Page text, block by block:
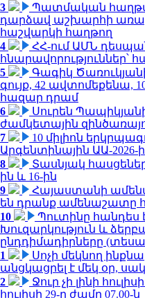
3
Պատմական
դարձավ աշխարհի
հաշվարկի հաղթող
4
ՀՀ-ում ԱՄՆ
հնարավորություններ՝
5
Գագիկ
գույք, 42 ավտոմեքենա,
հազար դրամ
6
Սուրեն
ժամկետային
7
10 միլիոն
Արգենտինային ԱԱ-2026-
8
Տասնյակ
ին և 16-ին
9
Հայաստանի
են դրանք ամենաշատը
10
Պուտինը հանդես
Խուզարկություն և
ընդդիմադիրները
1
Սոչի մեկնող
անցկացրել է մեկ օր,
2
Ջուր չի լինի
հուլիսի 29-ը ժամը 07.00-ն